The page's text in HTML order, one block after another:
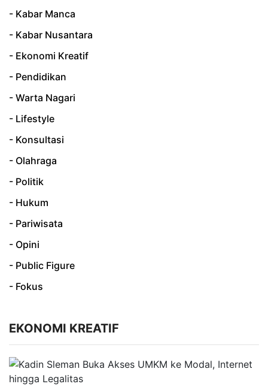
- Kabar Manca
- Kabar Nusantara
- Ekonomi Kreatif
- Pendidikan
- Warta Nagari
- Lifestyle
- Konsultasi
- Olahraga
- Politik
- Hukum
- Pariwisata
- Opini
- Public Figure
- Fokus
EKONOMI KREATIF